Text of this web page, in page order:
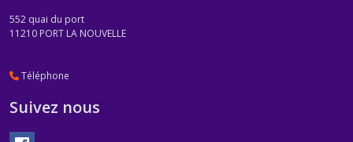
552 quai du port
11210 PORT LA NOUVELLE
Téléphone
Suivez nous